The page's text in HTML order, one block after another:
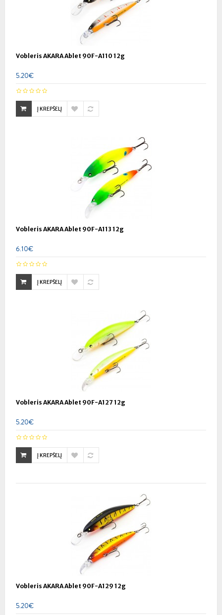
Vobleris AKARA Ablet 90F-A110 12g
5.20€
Į KREPŠELĮ
Vobleris AKARA Ablet 90F-A113 12g
6.10€
Į KREPŠELĮ
Vobleris AKARA Ablet 90F-A127 12g
5.20€
Į KREPŠELĮ
Vobleris AKARA Ablet 90F-A129 12g
5.20€